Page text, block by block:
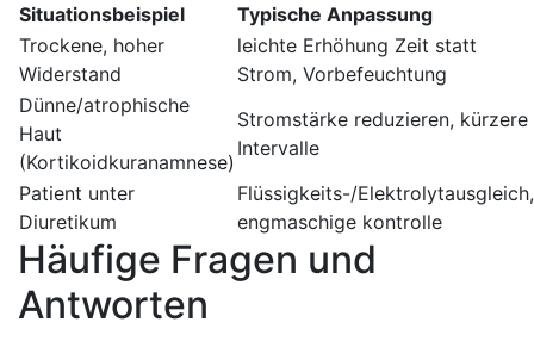
Situationsbeispiel
Typische​ Anpassung
Trockene, hoher
Widerstand
leichte Erhöhung Zeit⁢ statt
‍Strom, Vorbefeuchtung
Dünne/atrophische
Haut
(Kortikoidkuranamnese)
Stromstärke reduzieren, kürzere
Intervalle
Patient unter⁢
Diuretikum
Flüssigkeits-/Elektrolytausgleich,
engmaschige ⁢kontrolle
Häufige ​Fragen und
Antworten